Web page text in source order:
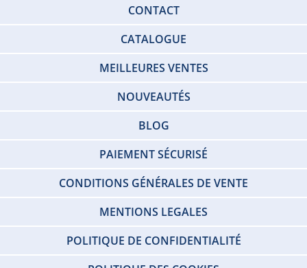
CONTACT
CATALOGUE
MEILLEURES VENTES
NOUVEAUTÉS
BLOG
PAIEMENT SÉCURISÉ
CONDITIONS GÉNÉRALES DE VENTE
MENTIONS LEGALES
POLITIQUE DE CONFIDENTIALITÉ